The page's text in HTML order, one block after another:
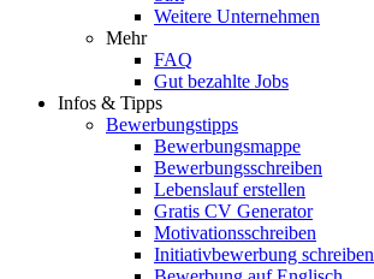
Weitere Unternehmen
Mehr
FAQ
Gut bezahlte Jobs
Infos & Tipps
Bewerbungstipps
Bewerbungsmappe
Bewerbungsschreiben
Lebenslauf erstellen
Gratis CV Generator
Motivationsschreiben
Initiativbewerbung schreiben